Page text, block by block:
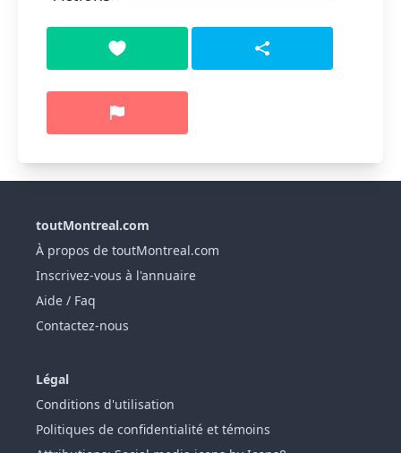
toutMontreal.com
À propos de toutMontreal.com
Inscrivez-vous à l'annuaire
Aide / Faq
Contactez-nous
Légal
Conditions d'utilisation
Politiques de confidentialité et témoins